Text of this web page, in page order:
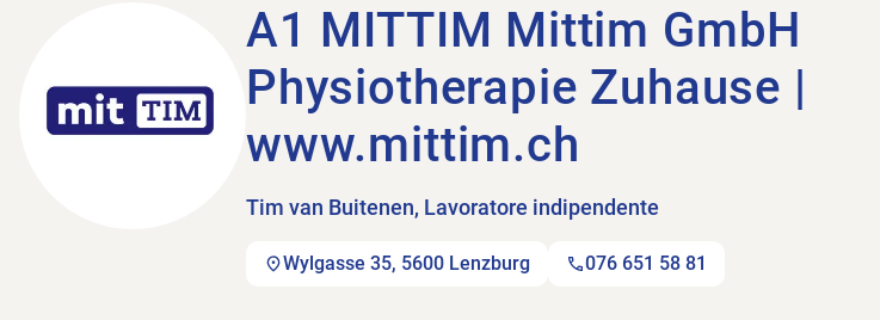
A1 MITTIM Mittim GmbH
Physiotherapie Zuhause |
www.mittim.ch
Tim van Buitenen, Lavoratore indipendente
Wylgasse 35, 5600 Lenzburg 076 651 58 81